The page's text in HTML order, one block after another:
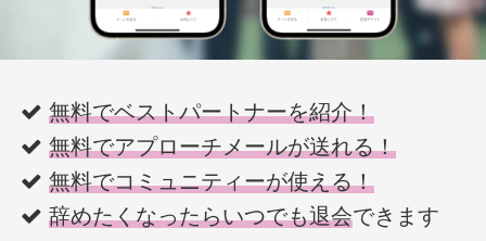
無料でベストパートナーを紹介！
無料でアプローチメールが送れる！
無料でコミュニティーが使える！
辞めたくなったらいつでも退会できます